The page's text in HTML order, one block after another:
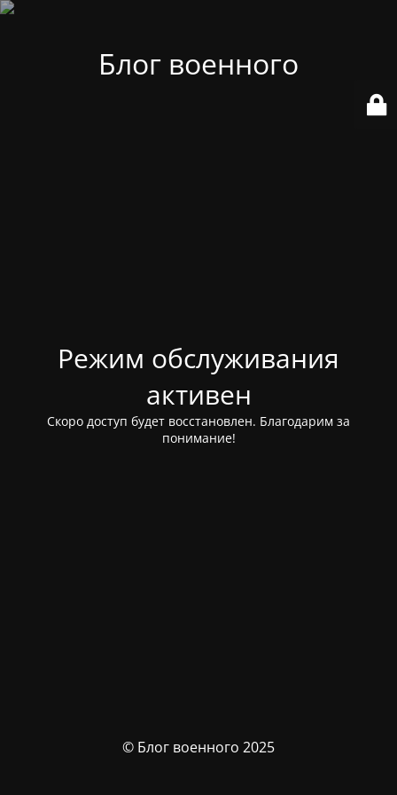
Блог военного
Режим обслуживания
активен
Скоро доступ будет восстановлен. Благодарим за
понимание!
© Блог военного 2025